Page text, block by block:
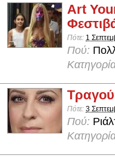
Art
Πότε: 1
Πού:
Πότε: 3
Πού: